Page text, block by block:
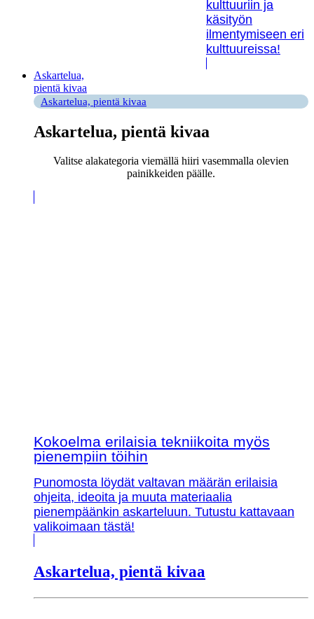
kulttuuriin ja
käsityön
ilmentymiseen eri
kulttuureissa!
Askartelua,
pientä kivaa
Askartelua, pientä kivaa
Askartelua, pientä kivaa
Valitse alakategoria viemällä hiiri vasemmalla olevien
painikkeiden päälle.
Kokoelma erilaisia tekniikoita myös
pienempiin töihin
Punomosta löydät valtavan määrän erilaisia
ohjeita, ideoita ja muuta materiaalia
pienempäänkin askarteluun. Tutustu kattavaan
valikoimaan tästä!
Askartelua, pientä kivaa